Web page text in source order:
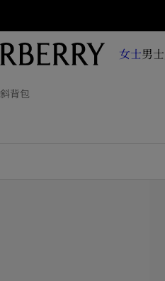
女士男士
斜背包